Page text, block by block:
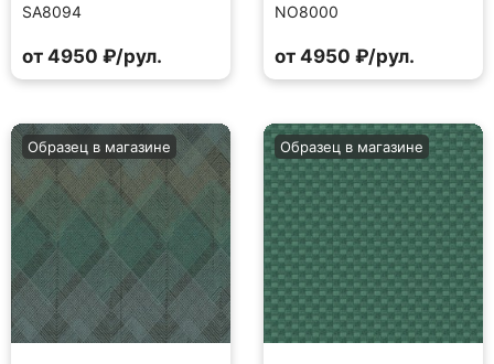
SA8094
от 4950 ₽/рул.
NO8000
от 4950 ₽/рул.
Образец в магазине Образец в магазине